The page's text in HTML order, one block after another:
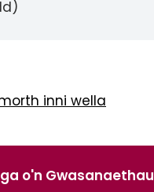
inni wella
o'n Gwasanaethau